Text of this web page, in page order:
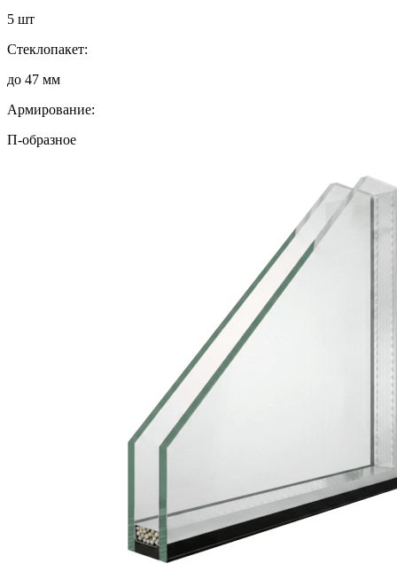
5 шт
Стеклопакет:
до 47 мм
Армирование:
П-образное